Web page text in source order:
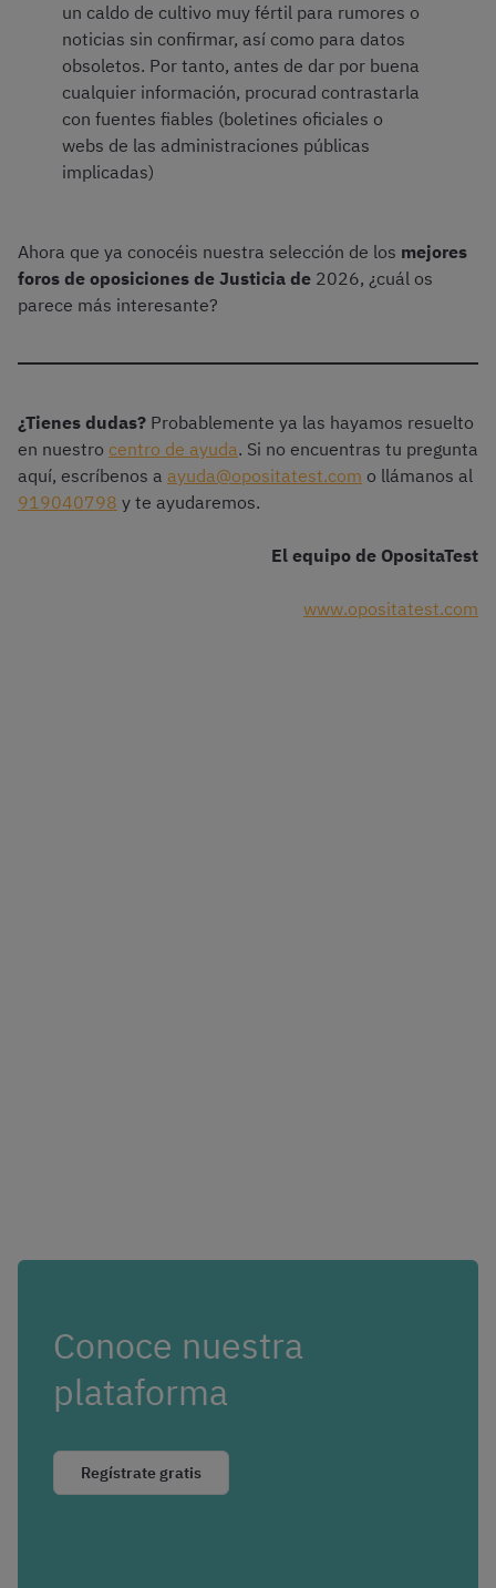
un caldo de cultivo muy fértil para rumores o
noticias sin confirmar, así como para datos
obsoletos. Por tanto, antes de dar por buena
cualquier información, procurad contrastarla
con fuentes fiables (boletines oficiales o
webs de las administraciones públicas
implicadas)
Ahora que ya conocéis nuestra selección de los mejores
foros de oposiciones de Justicia de 2026, ¿cuál os
parece más interesante?
¿Tienes dudas? Probablemente ya las hayamos resuelto
en nuestro centro de ayuda. Si no encuentras tu pregunta
aquí, escríbenos a ayuda@opositatest.com o llámanos al
919040798 y te ayudaremos.
El equipo de OpositaTest
www.opositatest.com
Conoce nuestra
plataforma
Regístrate gratis